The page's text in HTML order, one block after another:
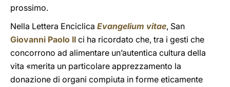
prossimo.
Nella Lettera Enciclica Evangelium vitae, San
Giovanni Paolo II ci ha ricordato che, tra i gesti che
concorrono ad alimentare un’autentica cultura della
vita «merita un particolare apprezzamento la
donazione di organi compiuta in forme eticamente